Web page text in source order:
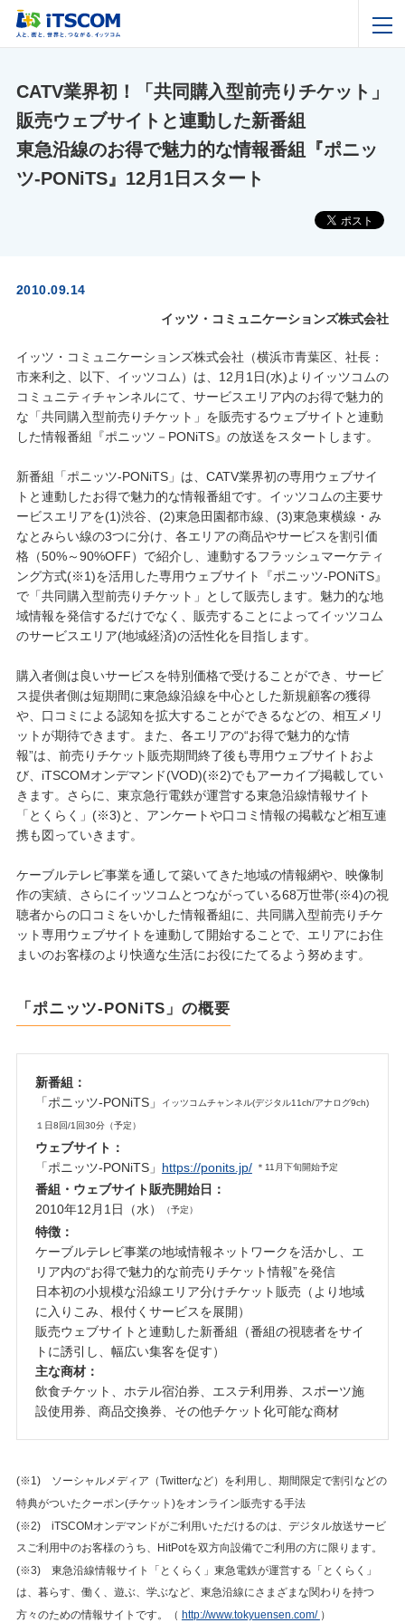
CATV業界初！「共同購入型前売りチケット」
販売ウェブサイトと連動した新番組
東急沿線のお得で魅力的な情報番組『ポニッ
ツ‐PONiTS』12月1日スタート
2010.09.14
イッツ・コミュニケーションズ株式会社
イッツ・コミュニケーションズ株式会社（横浜市青葉区、社長：
市来利之、以下、イッツコム）は、12月1日(水)よりイッツコムの
コミュニティチャンネルにて、サービスエリア内のお得で魅力的
な「共同購入型前売りチケット」を販売するウェブサイトと連動
した情報番組『ポニッツ－PONiTS』の放送をスタートします。
新番組「ポニッツ-PONiTS」は、CATV業界初の専用ウェブサイ
トと連動したお得で魅力的な情報番組です。イッツコムの主要サ
ービスエリアを(1)渋谷、(2)東急田園都市線、(3)東急東横線・み
なとみらい線の3つに分け、各エリアの商品やサービスを割引価
格（50%～90%OFF）で紹介し、連動するフラッシュマーケティ
ング方式(※1)を活用した専用ウェブサイト『ポニッツ-PONiTS』
で「共同購入型前売りチケット」として販売します。魅力的な地
域情報を発信するだけでなく、販売することによってイッツコム
のサービスエリア(地域経済)の活性化を目指します。
購入者側は良いサービスを特別価格で受けることができ、サービ
ス提供者側は短期間に東急線沿線を中心とした新規顧客の獲得
や、口コミによる認知を拡大することができるなどの、相互メリ
ットが期待できます。また、各エリアの“お得で魅力的な情
報”は、前売りチケット販売期間終了後も専用ウェブサイトおよ
び、iTSCOMオンデマンド(VOD)(※2)でもアーカイブ掲載してい
きます。さらに、東京急行電鉄が運営する東急沿線情報サイト
「とくらく」(※3)と、アンケートや口コミ情報の掲載など相互連
携も図っていきます。
ケーブルテレビ事業を通して築いてきた地域の情報網や、映像制
作の実績、さらにイッツコムとつながっている68万世帯(※4)の視
聴者からの口コミをいかした情報番組に、共同購入型前売りチケ
ット専用ウェブサイトを連動して開始することで、エリアにお住
まいのお客様のより快適な生活にお役にたてるよう努めます。
「ポニッツ‐PONiTS」の概要
新番組：
「ポニッツ-PONiTS」
イッツコムチャンネル(デジタル11ch/アナログ9ch)
１日8回/1回30分（予定）
ウェブサイト：
「ポニッツ-PONiTS」 https://ponits.jp/ ＊11月下旬開始予定
番組・ウェブサイト販売開始日：
2010年12月1日（水）
（予定）
特徴：
ケーブルテレビ事業の地域情報ネットワークを活かし、エ
リア内の“お得で魅力的な前売りチケット情報”を発信
日本初の小規模な沿線エリア分けチケット販売（より地域
に入りこみ、根付くサービスを展開）
販売ウェブサイトと連動した新番組（番組の視聴者をサイ
トに誘引し、幅広い集客を促す）
主な商材：
飲食チケット、ホテル宿泊券、エステ利用券、スポーツ施
設使用券、商品交換券、その他チケット化可能な商材
(※1) ソーシャルメディア（Twitterなど）を利用し、期間限定で割引などの
特典がついたクーポン(チケット)をオンライン販売する手法
(※2) iTSCOMオンデマンドがご利用いただけるのは、デジタル放送サービ
スご利用中のお客様のうち、HitPotを双方向設備でご利用の方に限ります。
(※3) 東急沿線情報サイト「とくらく」東急電鉄が運営する「とくらく」
は、暮らす、働く、遊ぶ、学ぶなど、東急沿線にさまざまな関わりを持つ
方々のための情報サイトです。（ http://www.tokyuensen.com/ ）